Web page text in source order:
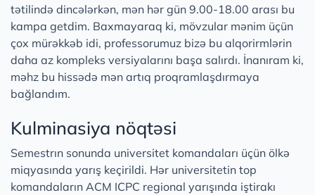
tətilində dincələrkən, mən hər gün 9.00-18.00 arası bu
kampa getdim. Baxmayaraq ki, mövzular mənim üçün
çox mürəkkəb idi, professorumuz bizə bu alqorirmlərin
daha az kompleks versiyalarını başa salırdı. İnanıram ki,
məhz bu hissədə mən artıq proqramlaşdırmaya
bağlandım.
Kulminasiya nöqtəsi
Semestrın sonunda universitet komandaları üçün ölkə
miqyasında yarış keçirildi. Hər universitetin top
komandaların ACM ICPC regional yarışında iştirakı